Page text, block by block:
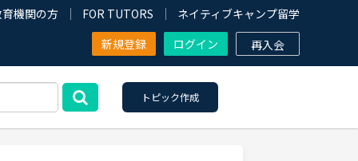
機関の方 FOR TUTORS
ネイティブキャンプ留学
新規登録
ログイン 再入会
トピック作成